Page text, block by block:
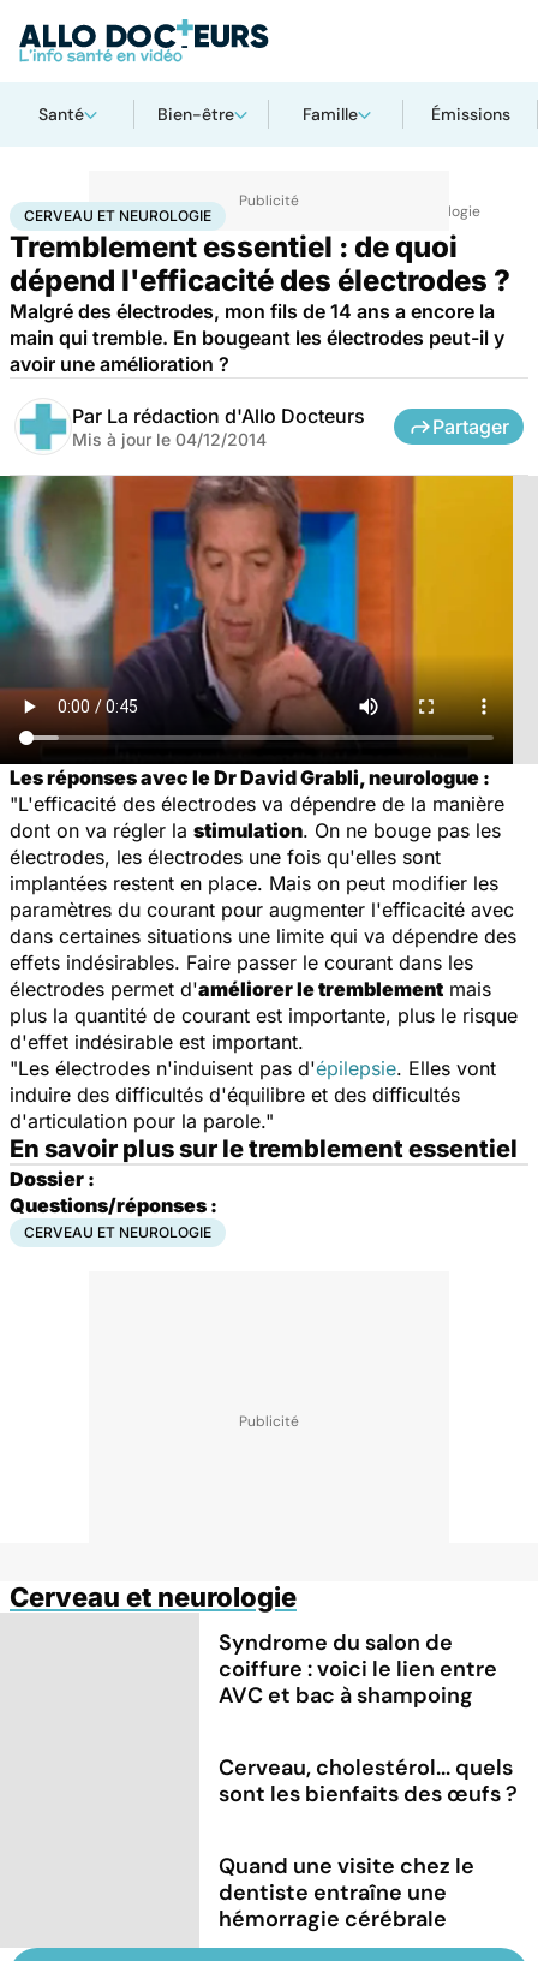
Santé Bien-être Famille Émissions
AccueilSantéMaladiesMaladies neurologiques Cerveau et neurologie
CERVEAU ET NEUROLOGIE
Tremblement essentiel : de quoi
dépend l'efficacité des électrodes ?
Malgré des électrodes, mon fils de 14 ans a encore la
main qui tremble. En bougeant les électrodes peut-il y
avoir une amélioration ?
Par La rédaction d'Allo Docteurs
Mis à jour le 04/12/2014
Partager
Les réponses avec le Dr David Grabli, neurologue :
"L'efficacité des électrodes va dépendre de la manière
dont on va régler la stimulation. On ne bouge pas les
électrodes, les électrodes une fois qu'elles sont
implantées restent en place. Mais on peut modifier les
paramètres du courant pour augmenter l'efficacité avec
dans certaines situations une limite qui va dépendre des
effets indésirables. Faire passer le courant dans les
électrodes permet d'améliorer le tremblement mais
plus la quantité de courant est importante, plus le risque
d'effet indésirable est important.
"Les électrodes n'induisent pas d'épilepsie. Elles vont
induire des difficultés d'équilibre et des difficultés
d'articulation pour la parole."
En savoir plus sur le tremblement essentiel
Dossier :
Questions/réponses :
CERVEAU ET NEUROLOGIE
Cerveau et neurologie
Syndrome du salon de
coiffure : voici le lien entre
AVC et bac à shampoing
Cerveau, cholestérol... quels
sont les bienfaits des œufs ?
Quand une visite chez le
dentiste entraîne une
hémorragie cérébrale